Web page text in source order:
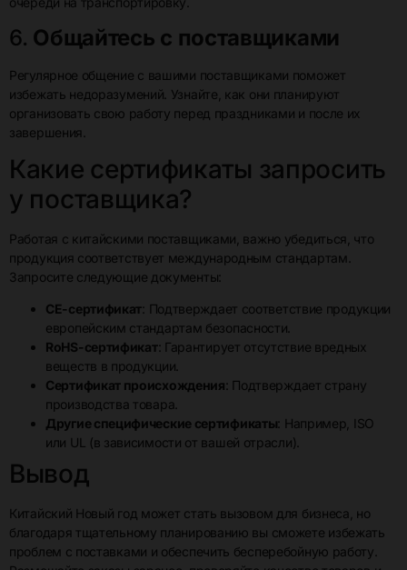
6. Общайтесь с поставщиками
Регулярное общение с вашими поставщиками поможет
избежать недоразумений. Узнайте, как они планируют
организовать свою работу перед праздниками и после их
завершения.
Какие сертификаты запросить
у поставщика?
Работая с китайскими поставщиками, важно убедиться, что
продукция соответствует международным стандартам.
Запросите следующие документы:
CE-сертификат: Подтверждает соответствие продукции
европейским стандартам безопасности.
RoHS-сертификат: Гарантирует отсутствие вредных
веществ в продукции.
Сертификат происхождения: Подтверждает страну
производства товара.
Другие специфические сертификаты: Например, ISO
или UL (в зависимости от вашей отрасли).
Вывод
Китайский Новый год может стать вызовом для бизнеса, но
благодаря тщательному планированию вы сможете избежать
проблем с поставками и обеспечить бесперебойную работу.